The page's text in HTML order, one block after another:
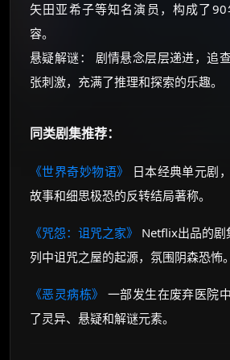
矢田亚希子等知名演员，构成了
容。
悬疑解谜： 剧情悬念层层递进，追
张刺激，充满了推理和探索的乐趣。
同类剧集推荐：
《世界奇妙物语》
日本经典单元剧
故事和细思极恐的反转结局著称。
《咒怨：诅咒之家》
Netflix出品的剧
列中诅咒之屋的起源，氛围阴森恐怖。
《恶灵病栋》
一部发生在废弃医院
了灵异、悬疑和解谜元素。